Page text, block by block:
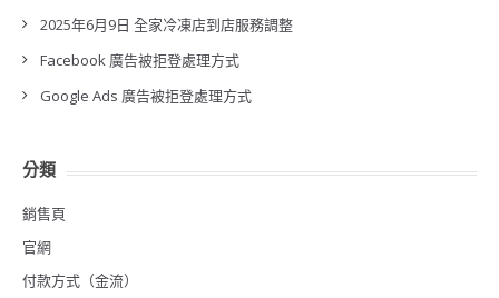
2025年6月9日 全家冷凍店到店服務調整
Facebook 廣告被拒登處理方式
Google Ads 廣告被拒登處理方式
分類
銷售頁
官網
付款方式（金流）